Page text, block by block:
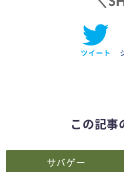
ツイート
この記事
サバゲー